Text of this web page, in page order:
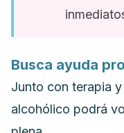
Busca ayuda
Junto con terapia
alcohólico podrá